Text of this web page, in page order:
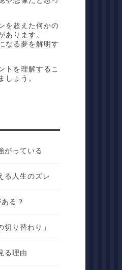
を超えた何かの
あります。
なる夢を解明す
トを理解するこ
しょう。
がっている
る人生のズレ
る？
り替わり」
る理由